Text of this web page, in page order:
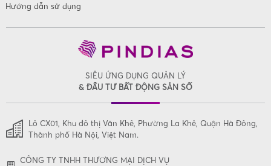
Hướng dẫn sử dụng
SIÊU ỨNG DỤNG QUẢN LÝ
& ĐẦU TƯ BẤT ĐỘNG SẢN SỐ
Lô CX01, Khu đô thị Văn Khê, Phường La Khê, Quận Hà Đông,
Thành phố Hà Nội, Việt Nam.
CÔNG TY TNHH THƯƠNG MẠI DỊCH VỤ